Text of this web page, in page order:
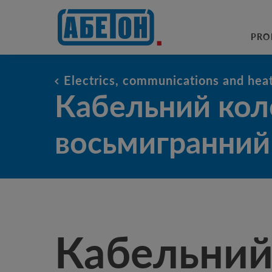
sewage treatment plants
Кабельний колодязь
Electrics, communications and
Кабельний
Кабельний